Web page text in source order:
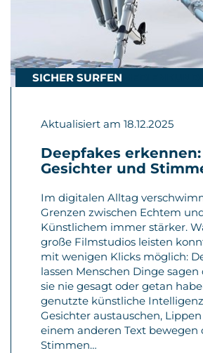
SICHER SURFEN
Aktualisiert am 18.12.2025
Deepfakes
Gesichter und
Im digitalen Alltag
Grenzen zwischen Echtem
Künstlichem immer stärker.
große Filmstudios leisten
mit wenigen Klicks möglich:
lassen Menschen Dinge
sie nie gesagt oder getan
genutzte künstliche
Gesichter austauschen,
einem anderen Text bewegen
Stimmen…